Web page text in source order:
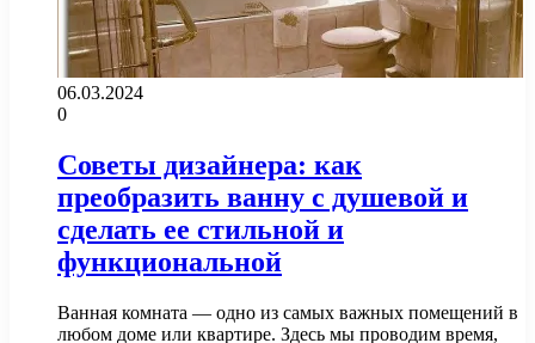
06.03.2024
0
Советы дизайнера: как
преобразить ванну с душевой и
сделать ее стильной и
функциональной
Ванная комната — одно из самых важных помещений в
любом доме или квартире. Здесь мы проводим время,